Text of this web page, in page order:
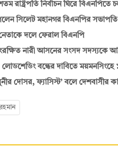
রাষ্ট্রপতি নির্বাচন ঘিরে বিএনপিতে
সিলেট মহানগর বিএনপির সভাপতি
দলে ফেরাল বিএনপি
নারী আসনের সংসদ সদস্যকে
বন্ধের দাবিতে
দোসর, ফ্যাসিস্ট’ বলে